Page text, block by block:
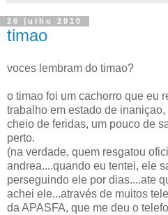
26 julho 2010
timao
voces lembram do timao?
o timao foi um cachorro que eu
trabalho em estado de
cheio de feridas, um pouco de
perto.
(na verdade, quem resgatou
andrea....quando eu tentei, ele
perseguindo ele por dias....ate
achei ele...através de muitos
da APASFA, que me deu o